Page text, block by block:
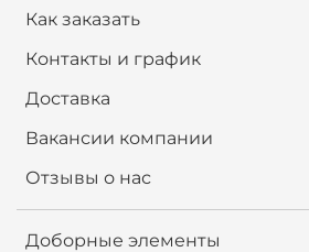
Как заказать
Контакты и график
Доставка
Вакансии компании
Отзывы о нас
Доборные элементы